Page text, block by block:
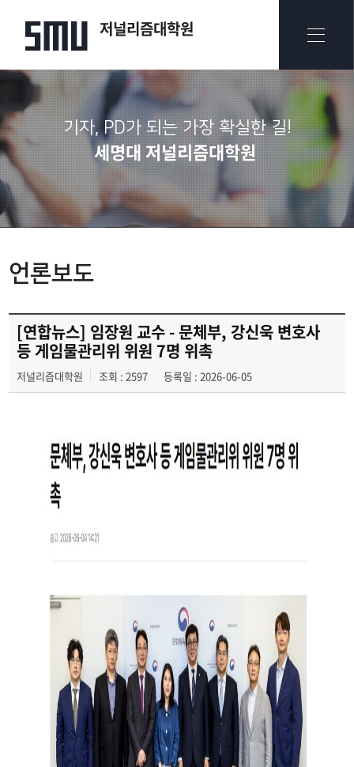
저널리즘대학원
기자, PD가 되는 가장 확실한 길!
세명대 저널리즘대학원
언론보도
[연합뉴스] 임장원 교수 - 문체부, 강신욱 변호사
등 게임물관리위 위원 7명 위촉
저널리즘대학원 조회 : 2597 등록일 : 2026-06-05